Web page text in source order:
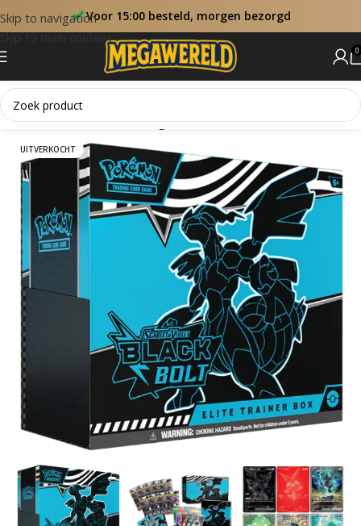
Skip to navigation
Skip to main content
Voor 15:00 besteld, morgen bezorgd
0
Home Sets Black Bolt Engels
UITVERKOCHT